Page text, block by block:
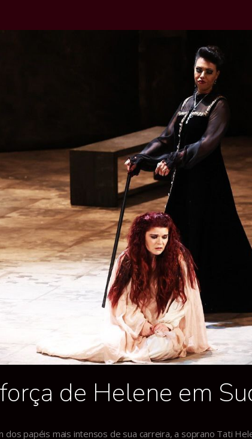
de Helene em
dos papéis mais intensos de sua carreira, a soprano Tati